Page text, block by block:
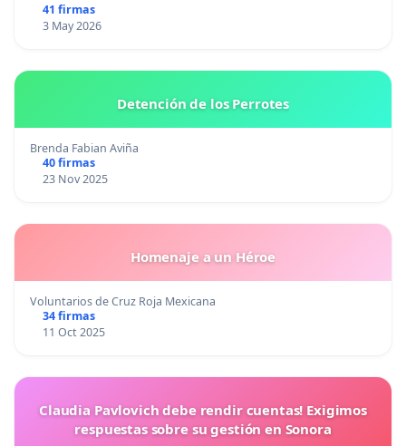
41 firmas
3 May 2026
Detención de los Perrotes
Brenda Fabian Aviña
40 firmas
23 Nov 2025
Homenaje a un Héroe
Voluntarios de Cruz Roja Mexicana
34 firmas
11 Oct 2025
Claudia Pavlovich debe rendir cuentas! Exigimos
respuestas sobre su gestión en Sonora